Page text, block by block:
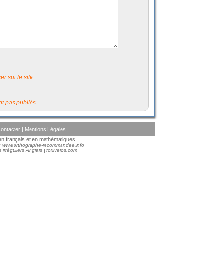
sur le site.
pas publiés.
Mentions Légales
français et en mathématiques.
www.orthographe-recommandee.info
irréguliers Anglais | foxiverbs.com